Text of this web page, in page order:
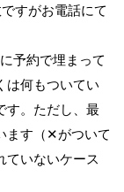
すがお電話にて
予約で埋まって
は何もついてい
す。ただし、最
ます（✕がついて
ていないケース